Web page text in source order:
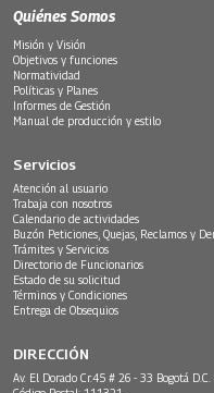
Quiénes Somos
Misión y Visión
Objetivos y funciones
Normatividad
Políticas y Planes
Informes de Gestión
Manual de producción y estilo
Servicios
Atención al usuario
Trabaja con nosotros
Calendario de actividades
Buzón Peticiones, Quejas, Reclamos y
Trámites y Servicios
Directorio de Funcionarios
Estado de su solicitud
Términos y Condiciones
Entrega de Obsequios
DIRECCIÓN
Av. El Dorado Cr.45 # 26 - 33 Bogotá D.C.